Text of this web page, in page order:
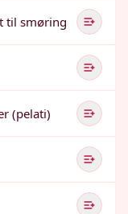
til smøring
(pelati)